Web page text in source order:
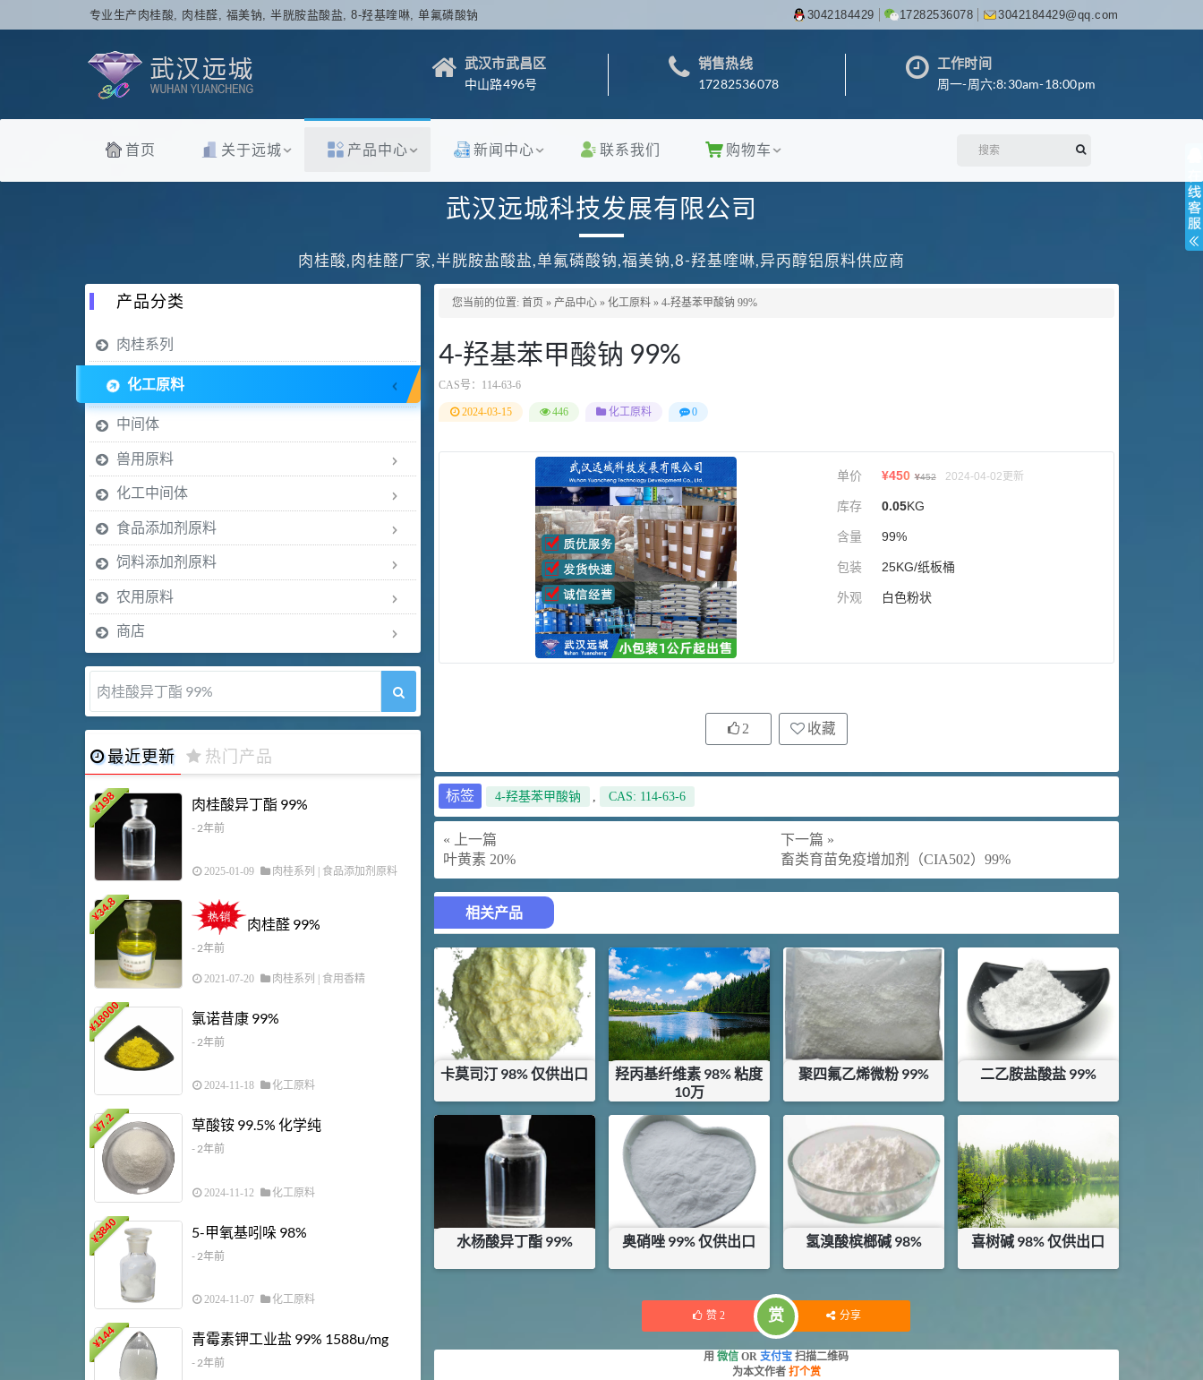
专业生产肉桂酸, 肉桂醛, 福美钠, 半胱胺盐酸盐, 8-羟基喹啉, 单氟磷酸钠 3042184429 17282536078 3042184429@qq.com
武汉市武昌区
中山路496号
销售热线
17282536078
工作时间
周一-周六:8:30am-18:00pm
首页 关于远城 产品中心 新闻中心 联系我们 购物车
武汉远城科技发展有限公司
肉桂酸,肉桂醛厂家,半胱胺盐酸盐,单氟磷酸钠,福美钠,8-羟基喹啉,异丙醇铝原料供应商
您当前的位置: 首页 » 产品中心 » 化工原料 » 4-羟基苯甲酸钠 99%
4-羟基苯甲酸钠 99%
CAS号： 114-63-6
2024-03-15 446 化工原料 0
单价 ¥450 ¥452 2024-04-02更新
库存 0.05KG
含量 99%
包装 25KG/纸板桶
外观 白色粉状
2 收藏
标签 4-羟基苯甲酸钠 , CAS: 114-63-6
« 上一篇
叶黄素 20%
下一篇 »
畜类育苗免疫增加剂（CIA502）99%
相关产品
卡莫司汀 98% 仅供出口
¥17500
库存：0.375
羟丙基纤维素 98% 粘度
10万
¥10
库存：5.25KG
聚四氟乙烯微粉 99%
¥150
库存：0
二乙胺盐酸盐 99%
¥12
水杨酸异丁酯 99% 奥硝唑 99% 仅供出口
库存：18KG
氢溴酸槟榔碱 98%
库存：10KG
喜树碱 98% 仅供出口
赞 2 赏 分享
用 微信 OR 支付宝 扫描二维码
为本文作者 打个赏
产品分类
肉桂系列
化工原料
中间体
兽用原料
化工中间体
食品添加剂原料
饲料添加剂原料
农用原料
商店
肉桂醛 99%
最近更新 热门产品
¥
198 肉桂酸异丁酯 99%
- 2年前
2025-01-09 肉桂系列 食品添加剂原料
¥
34.8
肉桂醛 99%
- 2年前
2021-07-20 肉桂系列 | 食用香精
¥
18000 氯诺昔康 99%
- 2年前
2024-11-18 化工原料
¥
7.2 草酸铵 99.5% 化学纯
- 2年前
2024-11-12 化工原料
¥
3840 5-甲氧基吲哚 98%
- 2年前
2024-11-07 化工原料
¥
144 青霉素钾工业盐 99% 1588u/mg
- 2年前
1 胍基乙酸 98%
乙酸橙花酯 99%
浏览量 - 5.51w
2021-06-17 化工原料
145 3 多效唑 90%
浏览量 - 4.4w
29 4 N-羟甲基丙烯酰胺 98% NMA
浏览量 - 1.98w
2021-06-22 化工原料
92 5
对甲氧基苯甲醛（茴香醛）